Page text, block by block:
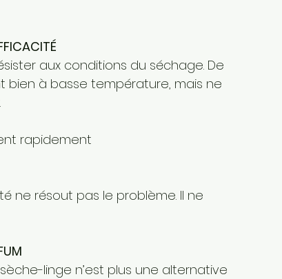
aux conditions du séchage. De
bien à basse température, mais ne
rapidement
ne résout pas le problème. Il ne
linge n’est plus une alternative